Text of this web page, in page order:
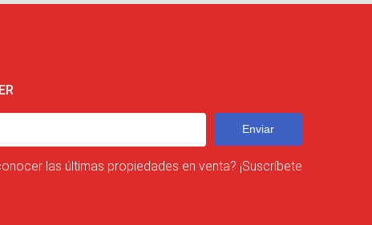
Enviar
las últimas propiedades en venta? ¡Suscríbete